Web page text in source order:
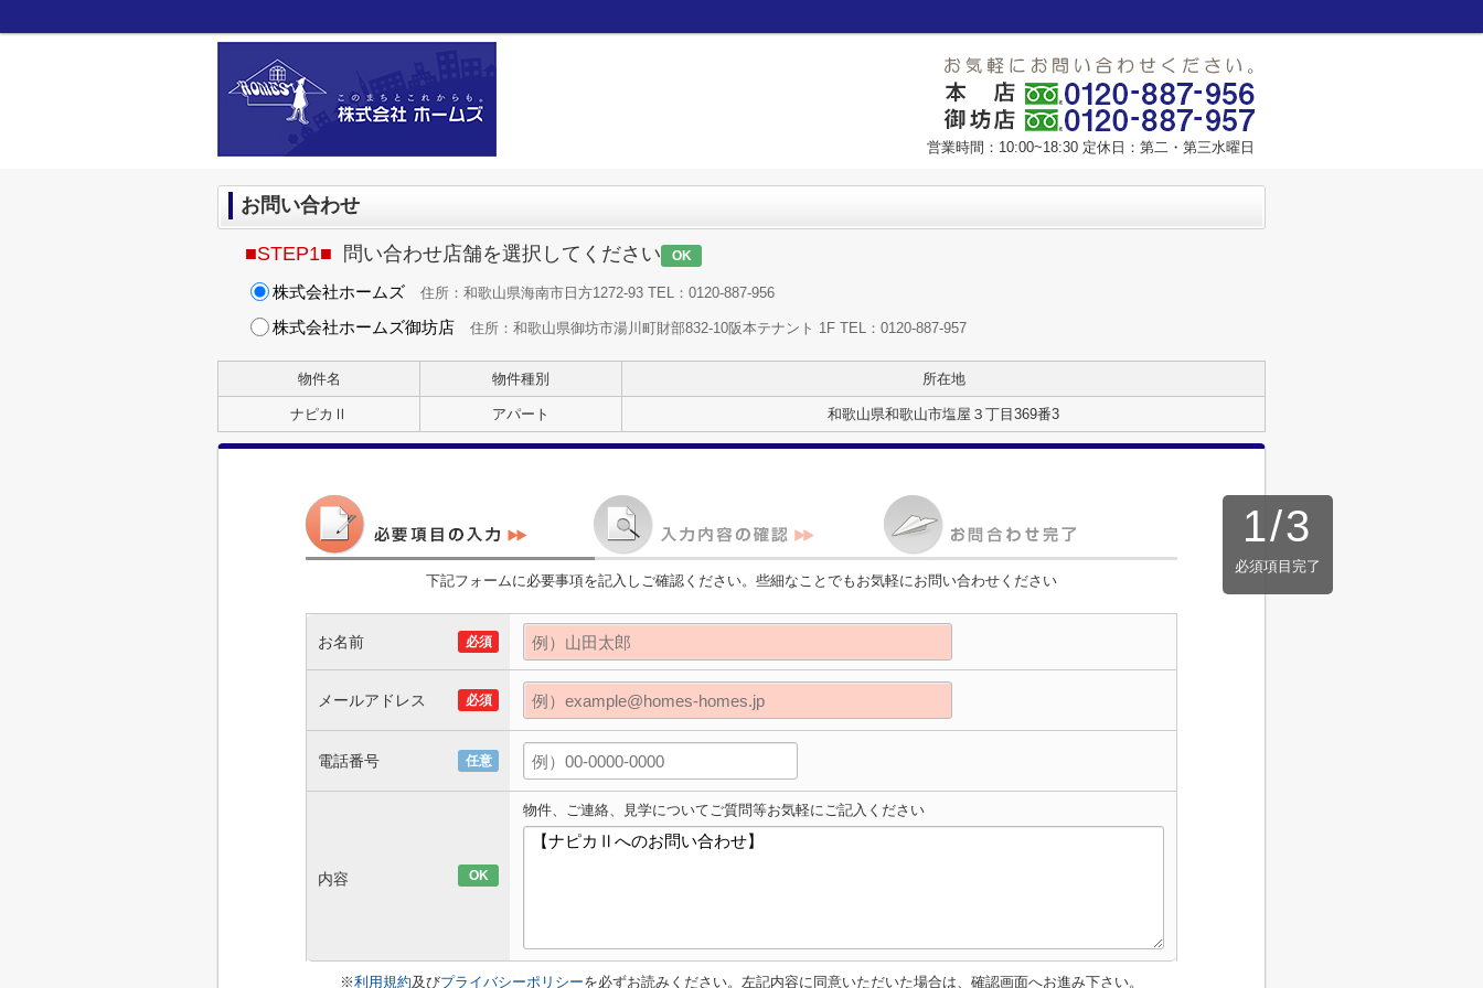
営業時間：10:00~18:30 定休日：第二・第三水曜日
お問い合わせ
■STEP1■ 問い合わせ店舗を選択してください OK
株式会社ホームズ 住所：和歌山県海南市日方1272-93 TEL：0120-887-956
株式会社ホームズ御坊店 住所：和歌山県御坊市湯川町財部832-10阪本テナント 1F TEL：0120-887-957
物件名 物件種別 所在地
ナピカⅡ アパート 和歌山県和歌山市塩屋３丁目369番3
1/3
必須項目完了
下記フォームに必要事項を記入しご確認ください。些細なことでもお気軽にお問い合わせください
お名前 必須
メールアドレス 必須
電話番号 任意
内容 OK
物件、ご連絡、見学についてご質問等お気軽にご記入ください
※利用規約及びプライバシーポリシーを必ずお読みください。左記内容に同意いただいた場合は、確認画面へお進み下さい。